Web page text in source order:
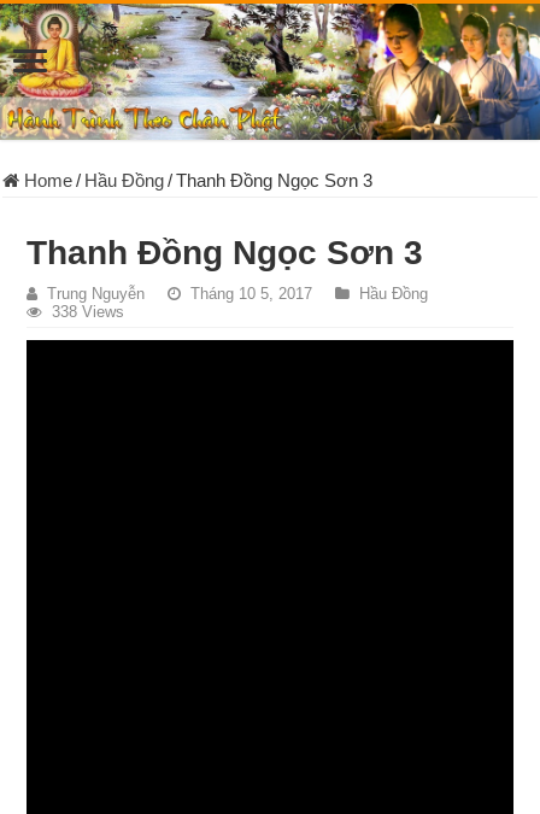
Home/ Hầu Đồng/Thanh Đồng Ngọc Sơn 3
Thanh Đồng Ngọc Sơn 3
Trung Nguyễn Tháng 10 5, 2017
Hầu Đồng
338 Views